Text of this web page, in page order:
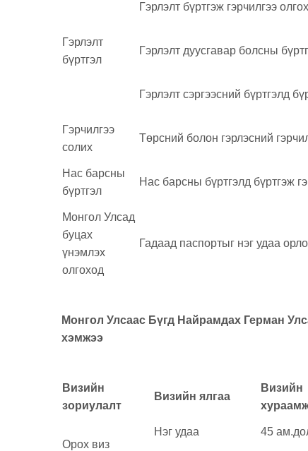
Гэрлэлт
бүртгэл
Гэрлэлт бүртгэж гэрчилгээ олгох
Гэрлэлт дуусгавар болсны
Гэрлэлт сэргээсний бүртгэлд
Гэрчилгээ
солих
Төрсний болон гэрлэсний
Нас барсны
бүртгэл
Нас барсны бүртгэлд бүртгэж
Монгол Улсад
буцах
үнэмлэх
олгоход
Гадаад паспортыг нэг удаа
Монгол Улсаас Бүгд Найрамдах Герман
хэмжээ
Визийн
зориулалт
Визийн ялгаа
Визийн
Орох виз
Нэг удаа 45